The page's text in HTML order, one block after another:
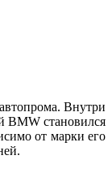
Внутри
BMW становился
от марки его